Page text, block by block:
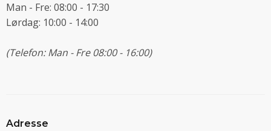
Man - Fre: 08:00 - 17:30
Lørdag: 10:00 - 14:00
(Telefon: Man - Fre 08:00 - 16:00)
Adresse